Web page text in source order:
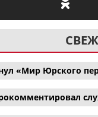
«Мир Юрского